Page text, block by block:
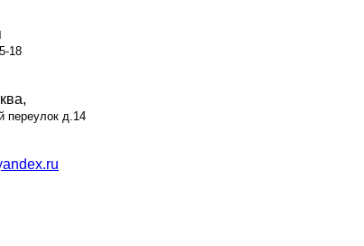
18
переулок д.14